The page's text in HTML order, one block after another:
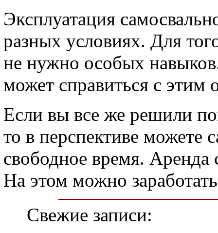
Эксплуатация
разных условиях. Для
не нужно особых
может справиться с этим
Если вы все же решили
то в перспективе можете
свободное время. Аренда
На этом можно
Свежие записи: